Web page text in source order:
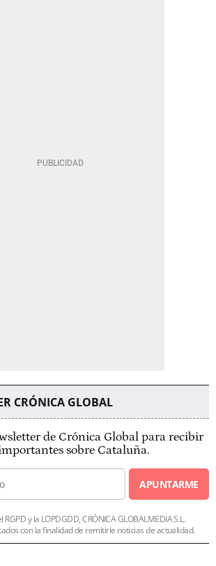
CRÓNICA GLOBAL
de Crónica Global para recibir
sobre Cataluña.
APUNTARME
y la LOPDGDD, CRÓNICA GLOBALMEDIA S.L.
con la finalidad de remitirle noticias de actualidad.